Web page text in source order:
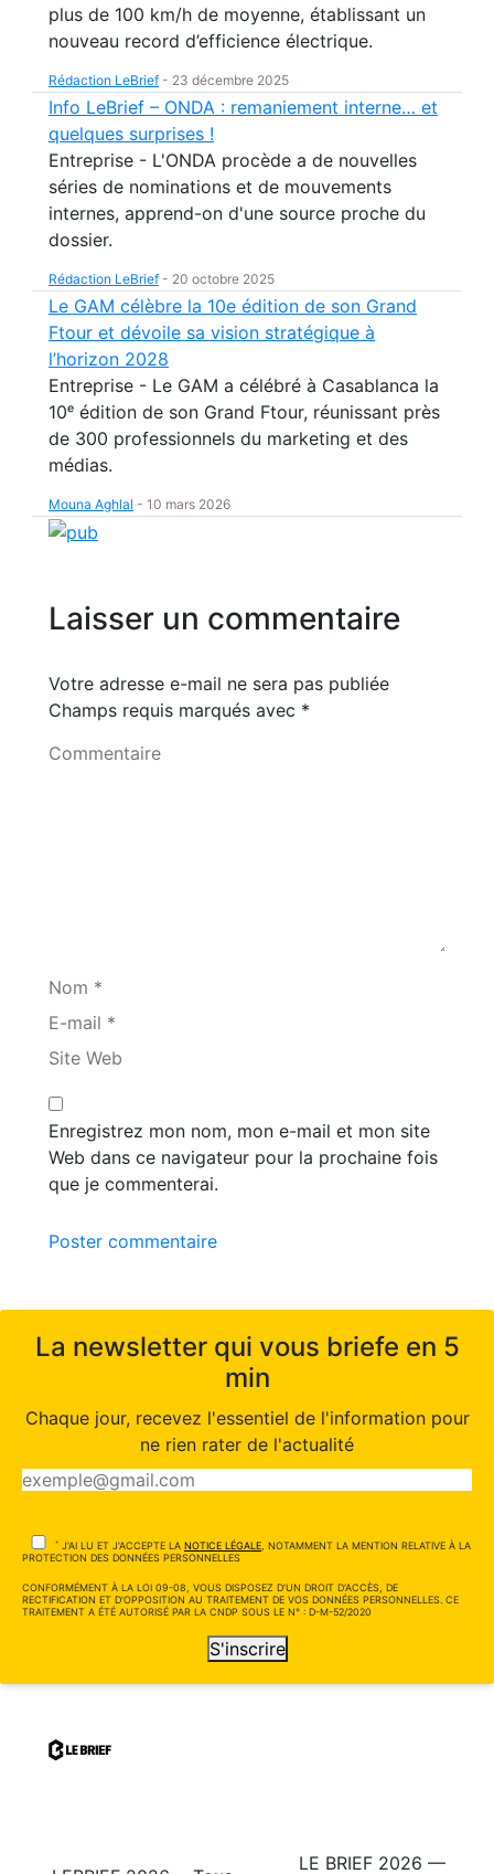
plus de 100 km/h de moyenne, établissant un
nouveau record d’efficience électrique.
Rédaction LeBrief - 23 décembre 2025
Info LeBrief – ONDA : remaniement interne… et
quelques surprises !
Entreprise - L'ONDA procède a de nouvelles
séries de nominations et de mouvements
internes, apprend-on d'une source proche du
dossier.
Rédaction LeBrief - 20 octobre 2025
Le GAM célèbre la 10e édition de son Grand
Ftour et dévoile sa vision stratégique à
l’horizon 2028
Entreprise - Le GAM a célébré à Casablanca la
10ᵉ édition de son Grand Ftour, réunissant près
de 300 professionnels du marketing et des
médias.
Mouna Aghlal - 10 mars 2026
Laisser un commentaire
Votre adresse e-mail ne sera pas publiée
Champs requis marqués avec *
Commentaire
Nom *
E-mail *
Site Web
Enregistrez mon nom, mon e-mail et mon site
Web dans ce navigateur pour la prochaine fois
que je commenterai.
Poster commentaire
La newsletter qui vous briefe en 5
min
Chaque jour, recevez l'essentiel de l'information pour
ne rien rater de l'actualité
* J'AI LU ET J'ACCEPTE LA NOTICE LÉGALE, NOTAMMENT LA MENTION RELATIVE À LA
PROTECTION DES DONNÉES PERSONNELLES
CONFORMÉMENT À LA LOI 09-08, VOUS DISPOSEZ D'UN DROIT D'ACCÈS, DE
RECTIFICATION ET D'OPPOSITION AU TRAITEMENT DE VOS DONNÉES PERSONNELLES. CE
TRAITEMENT A ÉTÉ AUTORISÉ PAR LA CNDP SOUS LE N° : D-M-52/2020
S'inscrire
LE BRIEF 2026 —